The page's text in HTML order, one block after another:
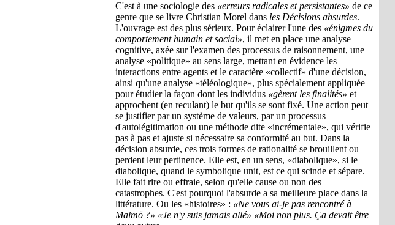
C'est à une sociologie des «erreurs radicales et persistantes» de ce
genre que se livre Christian Morel dans les Décisions absurdes.
L'ouvrage est des plus sérieux. Pour éclairer l'une des «énigmes du
comportement humain et social», il met en place une analyse
cognitive, axée sur l'examen des processus de raisonnement, une
analyse «politique» au sens large, mettant en évidence les
interactions entre agents et le caractère «collectif» d'une décision,
ainsi qu'une analyse «téléologique», plus spécialement appliquée
pour étudier la façon dont les individus «gèrent les finalités» et
approchent (en reculant) le but qu'ils se sont fixé. Une action peut
se justifier par un système de valeurs, par un processus
d'autolégitimation ou une méthode dite «incrémentale», qui vérifie
pas à pas et ajuste si nécessaire sa conformité au but. Dans la
décision absurde, ces trois formes de rationalité se brouillent ou
perdent leur pertinence. Elle est, en un sens, «diabolique», si le
diabolique, quand le symbolique unit, est ce qui scinde et sépare.
Elle fait rire ou effraie, selon qu'elle cause ou non des
catastrophes. C'est pourquoi l'absurde a sa meilleure place dans la
littérature. Ou les «histoires» : «Ne vous ai-je pas rencontré à
Malmö ?» «Je n'y suis jamais allé» «Moi non plus. Ça devait être